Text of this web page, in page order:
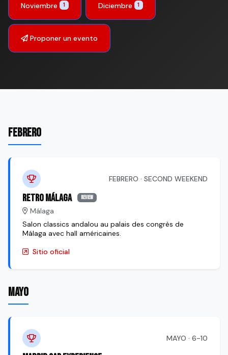
Noviembre 1 Diciembre 1
Proponer un evento
FEBRERO
FEBRERO · SECOND WEEKEND
Retro Málaga review
Málaga
Salon classics andalou au palais des congrès de
Málaga avec hall américaines.
Sitio oficial
MAYO
MAYO · 6-10